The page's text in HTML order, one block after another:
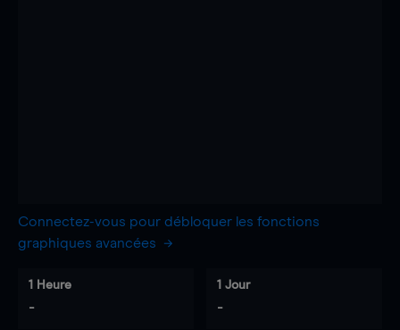
Connectez-vous pour débloquer les fonctions
graphiques avancées
1 Heure
-
1 Jour
-